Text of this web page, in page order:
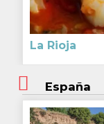
La Rioja
España